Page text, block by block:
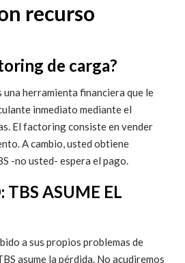
recurso
de carga?
herramienta financiera que le
inmediato mediante el
El factoring consiste en vender
A cambio, usted obtiene
-no usted- espera el pago.
TBS ASUME EL
a sus propios problemas de
asume la pérdida. No acudiremos